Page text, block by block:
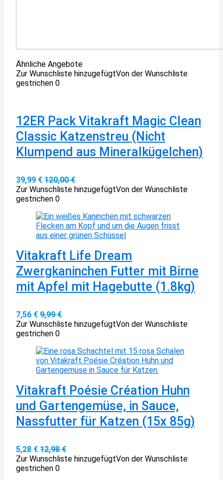
Ähnliche Angebote
Zur Wunschliste hinzugefügtVon der Wunschliste
gestrichen 0
12ER Pack Vitakraft Magic Clean
Classic Katzenstreu (Nicht
Klumpend aus Mineralkügelchen)
39,99 € 120,00 €
Zur Wunschliste hinzugefügtVon der Wunschliste
gestrichen 0
Vitakraft Life Dream
Zwergkaninchen Futter mit Birne
mit Apfel mit Hagebutte (1.8kg)
7,56 € 9,99 €
Zur Wunschliste hinzugefügtVon der Wunschliste
gestrichen 0
Vitakraft Poésie Création Huhn
und Gartengemüse, in Sauce,
Nassfutter für Katzen (15x 85g)
5,28 € 12,98 €
Zur Wunschliste hinzugefügtVon der Wunschliste
gestrichen 0